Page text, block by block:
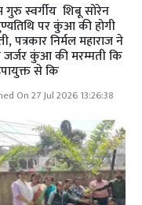
गुरु स्वर्गीय शिबू सोरेन
पर कुंआ की होगी
पत्रकार निर्मल महाराज ने
जर्जर कुंआ की मरम्मती कि
से कि
On 27 Jul 2026 13:26:38